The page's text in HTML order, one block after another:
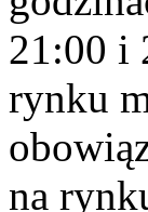
21:00 i
rynku
na